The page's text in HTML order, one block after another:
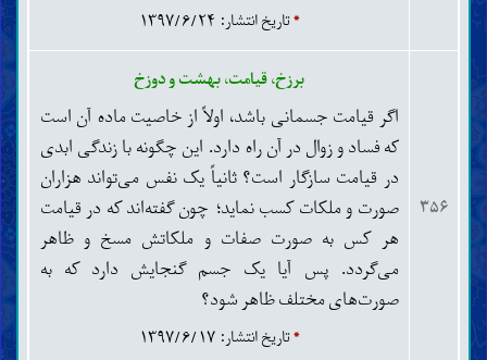
*تاریخ انتشار: ۱۳۹۷/۶/۲۴
۳۵۶
برزخ، قیامت، بهشت و دوزخ
اگر قیامت جسمانی باشد، اولاً از خاصیت ماده آن است
که فساد و زوال در آن راه دارد. این چگونه با زندگی ابدی
در قیامت سازگار است؟ ثانیاً یک نفس می‌تواند هزاران
صورت و ملکات کسب نماید؛ چون گفته‌اند که در قیامت
هر کس به صورت صفات و ملکاتش مسخ و ظاهر
می‌گردد. پس آیا یک جسم گنجایش دارد که به
صورت‌های مختلف ظاهر شود؟
*تاریخ انتشار: ۱۳۹۷/۶/۱۷